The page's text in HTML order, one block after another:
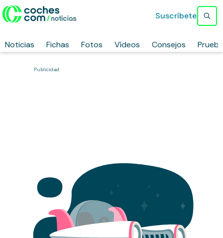
Noticias Fichas Fotos Vídeos Consejos
Suscríbete
Publicidad